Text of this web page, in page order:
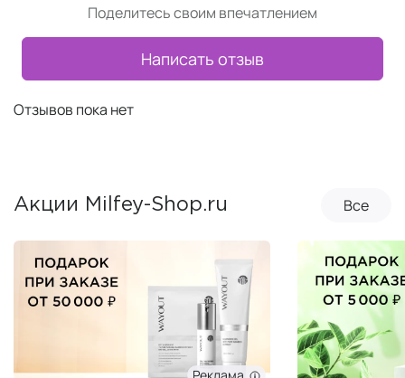
Поделитесь своим впечатлением
Написать отзыв
Отзывов пока нет
Акции Milfey-Shop.ru Все